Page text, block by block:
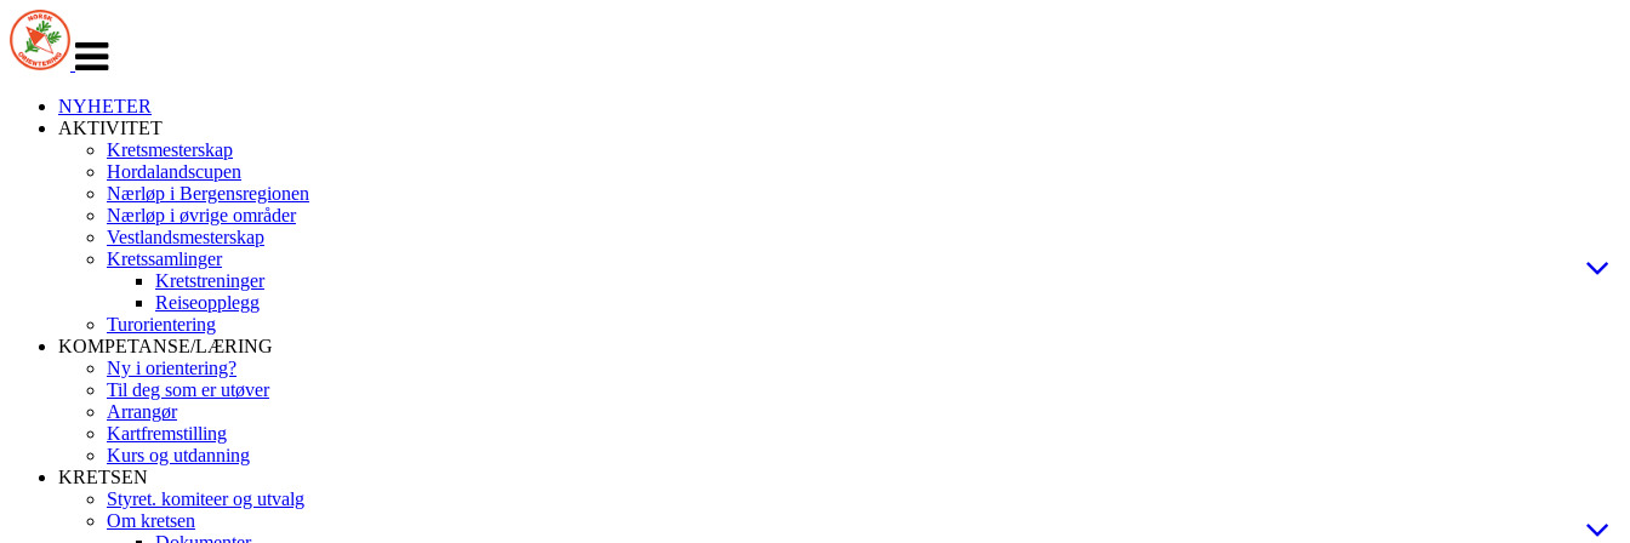
navigasjon
NYHETER
AKTIVITET
Kretsmesterskap
Hordalandscupen
Nærløp i Bergensregionen
Nærløp i øvrige områder
Vestlandsmesterskap
Kretssamlinger
Kretstreninger
Reiseopplegg
Turorientering
KOMPETANSE/LÆRING
Ny i orientering?
Til deg som er utøver
Arrangør
Kartfremstilling
Kurs og utdanning
KRETSEN
Styret. komiteer og utvalg
Om kretsen